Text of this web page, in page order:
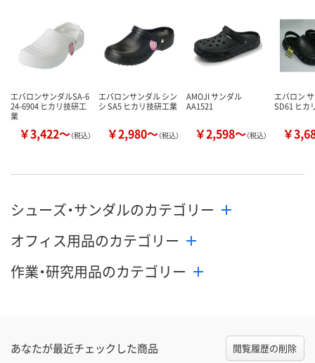
カゴへ カゴへ カ
エバロンサンダルSA-6
24-6904 ヒカリ技研工
業
￥3,422～（税込）
エバロンサンダル シン
シ SA5 ヒカリ技研工業
￥2,980～（税込）
AMOJI サンダル
AA1521
￥2,598～（税込）
エバロン
SD61 ヒカ
￥
シューズ・サンダルのカテゴリー
オフィス用品のカテゴリー
作業・研究用品のカテゴリー
あなたが最近チェックした商品 閲覧履歴の削除